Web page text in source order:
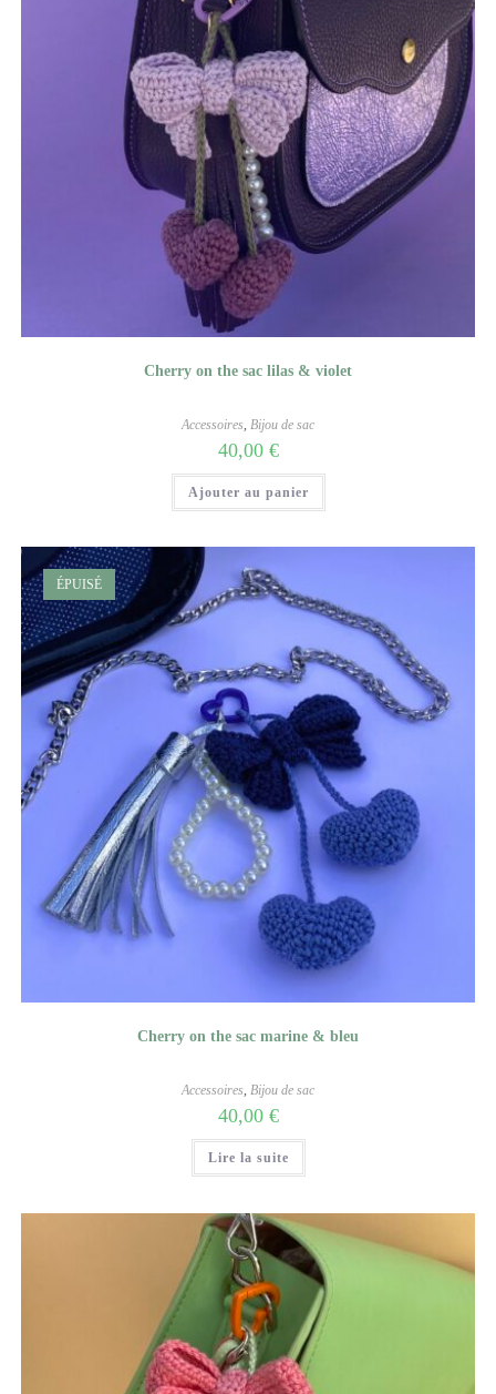
Cherry on the sac lilas & violet
Accessoires, Bijou de sac
40,00 €
Ajouter au panier
ÉPUISÉ
Cherry on the sac marine & bleu
Accessoires, Bijou de sac
40,00 €
Lire la suite